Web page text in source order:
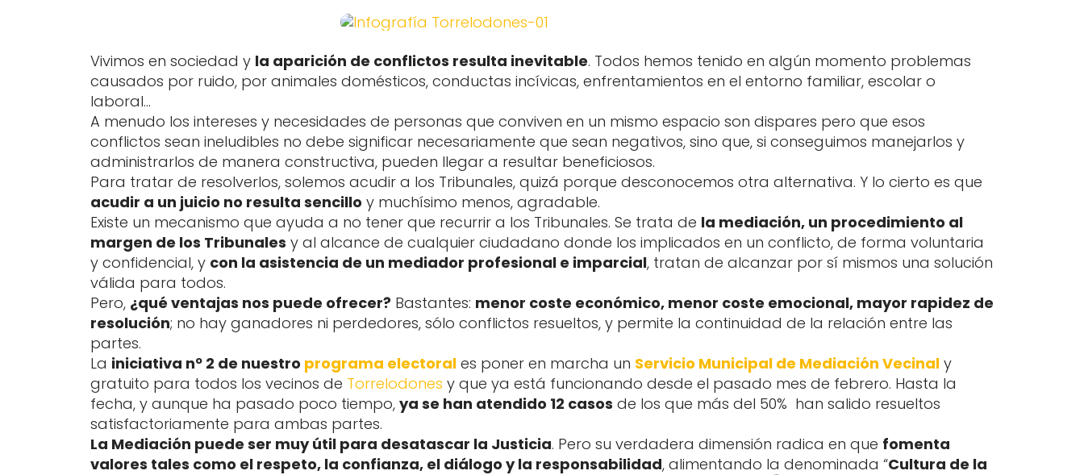
Vivimos en sociedad y la aparición de conflictos resulta inevitable. Todos hemos tenido en algún momento problemas
causados por ruido, por animales domésticos, conductas incívicas, enfrentamientos en el entorno familiar, escolar o
laboral…
A menudo los intereses y necesidades de personas que conviven en un mismo espacio son dispares pero que esos
conflictos sean ineludibles no debe significar necesariamente que sean negativos, sino que, si conseguimos manejarlos y
administrarlos de manera constructiva, pueden llegar a resultar beneficiosos.
Para tratar de resolverlos, solemos acudir a los Tribunales, quizá porque desconocemos otra alternativa. Y lo cierto es que
acudir a un juicio no resulta sencillo y muchísimo menos, agradable.
Existe un mecanismo que ayuda a no tener que recurrir a los Tribunales. Se trata de la mediación, un procedimiento al
margen de los Tribunales y al alcance de cualquier ciudadano donde los implicados en un conflicto, de forma voluntaria
y confidencial, y con la asistencia de un mediador profesional e imparcial, tratan de alcanzar por sí mismos una solución
válida para todos.
Pero, ¿qué ventajas nos puede ofrecer? Bastantes: menor coste económico, menor coste emocional, mayor rapidez de
resolución; no hay ganadores ni perdedores, sólo conflictos resueltos, y permite la continuidad de la relación entre las
partes.
La iniciativa nº 2 de nuestro programa electoral es poner en marcha un Servicio Municipal de Mediación Vecinal y
gratuito para todos los vecinos de Torrelodones y que ya está funcionando desde el pasado mes de febrero. Hasta la
fecha, y aunque ha pasado poco tiempo, ya se han atendido 12 casos de los que más del 50% han salido resueltos
satisfactoriamente para ambas partes.
La Mediación puede ser muy útil para desatascar la Justicia. Pero su verdadera dimensión radica en que fomenta
valores tales como el respeto, la confianza, el diálogo y la responsabilidad, alimentando la denominada “Cultura de la